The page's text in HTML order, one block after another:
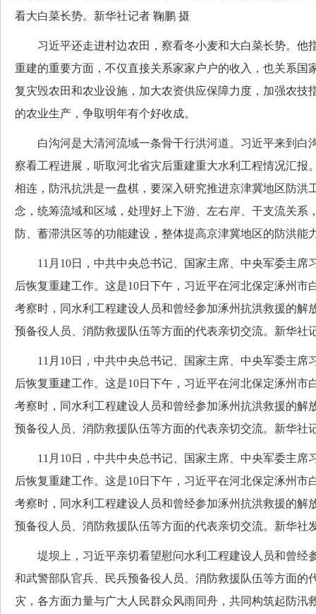
看大白菜长势。新华社记者 鞠鹏 摄
习近平还走进村边农田，察看冬小麦和大白菜长势。他
重建的重要方面，不仅直接关系家家户户的收入，也关系国
复灾毁农田和农业设施，加大农资供应保障力度，加强农技
的农业生产，争取明年有个好收成。
白沟河是大清河流域一条骨干行洪河道。习近平来到白
察看工程进展，听取河北省灾后重建重大水利工程情况汇报
相连，防汛抗洪是一盘棋，要深入研究推进京津冀地区防洪
念，统筹流域和区域，处理好上下游、左右岸、干支流关系
防、蓄滞洪区等的功能建设，整体提高京津冀地区的防洪能
11月10日，中共中央总书记、国家主席、中央军委主席
后恢复重建工作。这是10日下午，习近平在河北保定涿州市
考察时，同水利工程建设人员和曾经参加涿州抗洪救援的解
预备役人员、消防救援队伍等方面的代表亲切交流。新华社
11月10日，中共中央总书记、国家主席、中央军委主席
后恢复重建工作。这是10日下午，习近平在河北保定涿州市
考察时，同水利工程建设人员和曾经参加涿州抗洪救援的解
预备役人员、消防救援队伍等方面的代表亲切交流。新华社
11月10日，中共中央总书记、国家主席、中央军委主席
后恢复重建工作。这是10日下午，习近平在河北保定涿州市
考察时，同水利工程建设人员和曾经参加涿州抗洪救援的解
预备役人员、消防救援队伍等方面的代表亲切交流。新华社
堤坝上，习近平亲切看望慰问水利工程建设人员和曾经
和武警部队官兵、民兵预备役人员、消防救援队伍等方面的
灾，各方面力量与广大人民群众风雨同舟，共同构筑起防汛